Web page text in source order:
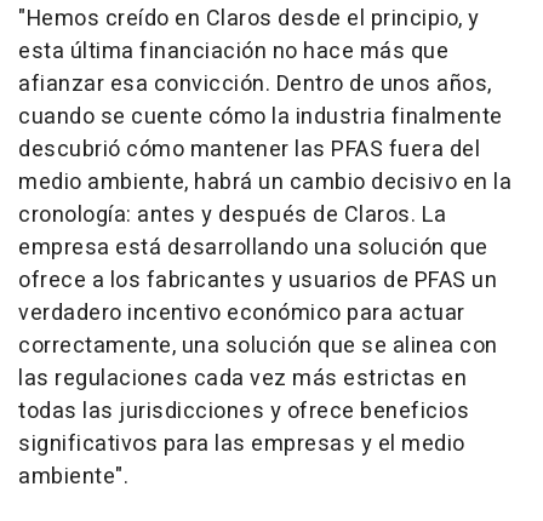
"Hemos creído en Claros desde el principio, y
esta última financiación no hace más que
afianzar esa convicción. Dentro de unos años,
cuando se cuente cómo la industria finalmente
descubrió cómo mantener las PFAS fuera del
medio ambiente, habrá un cambio decisivo en la
cronología: antes y después de Claros. La
empresa está desarrollando una solución que
ofrece a los fabricantes y usuarios de PFAS un
verdadero incentivo económico para actuar
correctamente, una solución que se alinea con
las regulaciones cada vez más estrictas en
todas las jurisdicciones y ofrece beneficios
significativos para las empresas y el medio
ambiente".